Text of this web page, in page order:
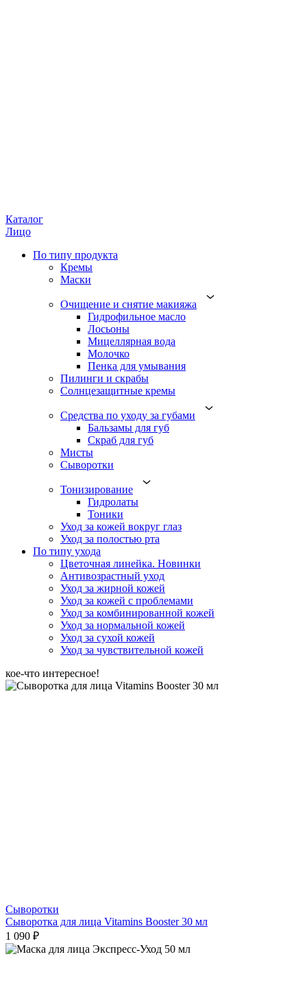
Каталог
Лицо
По типу продукта
Кремы
Маски
Очищение и снятие макияжа
Гидрофильное масло
Лосьоны
Мицеллярная вода
Молочко
Пенка для умывания
Пилинги и скрабы
Солнцезащитные кремы
Средства по уходу за губами
Бальзамы для губ
Скраб для губ
Мисты
Сыворотки
Тонизирование
Гидролаты
Тоники
Уход за кожей вокруг глаз
Уход за полостью рта
По типу ухода
Цветочная линейка. Новинки
Антивозрастный уход
Уход за жирной кожей
Уход за кожей с проблемами
Уход за комбинированной кожей
Уход за нормальной кожей
Уход за сухой кожей
Уход за чувствительной кожей
кое-что интересное!
Сыворотки
Сыворотка для лица Vitamins Booster 30 мл
1 090 ₽